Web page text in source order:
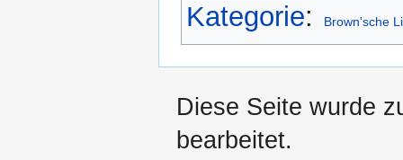
Kategorie: Brown'sche
Diese Seite wurde
bearbeitet.